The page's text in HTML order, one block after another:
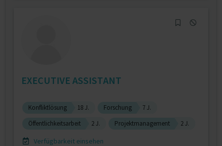
EXECUTIVE ASSISTANT
Konfliktlösung 18 J. Forschung
7 J.
Öffentlichkeitsarbeit
2 J. Projektmanagement 2 J.
Verfügbarkeit einsehen